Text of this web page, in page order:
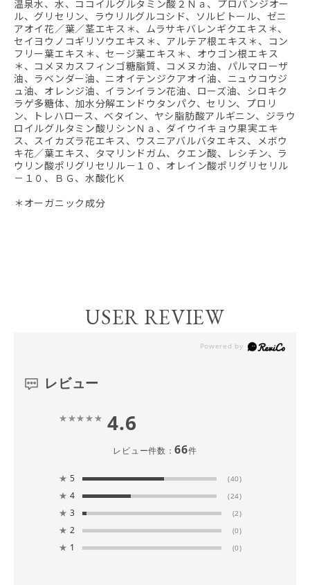
温泉水、水、ココイルグルタミン酸２Ｎａ、プロパンジオー
ル、グリセリン、ラウリルグルコシド、ソルビトール、ゼニ
アオイ花／葉／茎エキス＊、ムラサキバレンギクエキス＊、
セイヨウノコギリソウエキス＊、アルテア根エキス＊、コン
フリー葉エキス＊、セージ葉エキス＊、オウゴン根エキス
＊、コメヌカスフィンゴ糖脂質、コメヌカ油、パルマローザ
油、ラベンダー油、ニオイテンジクアオイ油、ニュウコウジ
ュ油、オレンジ油、イランイラン花油、ローズ油、シロキク
ラゲ多糖体、加水分解エンドウタンパク、セリン、プロリ
ン、トレハロース、ベタイン、ヤシ脂肪酸アルギニン、ジラウ
ロイルグルタミン酸リシンＮａ、ダイウイキョウ果実エキ
ス、スイカズラ花エキス、ウスニアバルバタエキス、メボウ
キ花／葉エキス、タマリンドガム、クエン酸、レシチン、ラ
ウリン酸ポリグリセリル－１０、オレイン酸ポリグリセリル
－１０、ＢＧ、水酸化Ｋ
＊オーガニック成分
USER REVIEW
レビュー
4.6
レビュー件数：66件
★ 5 (40)
★ 4 (24)
★ 3 (2)
★ 2 (0)
★ 1 (0)